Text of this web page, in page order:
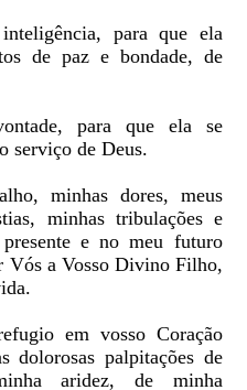
para que ela
de paz e bondade, de
para que ela se
serviço de Deus.
minhas dores, meus
minhas tribulações e
e no meu futuro
Vós a Vosso Divino Filho,
em vosso Coração
dolorosas palpitações de
aridez, de minha